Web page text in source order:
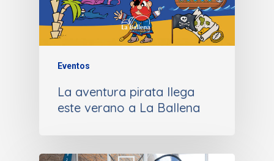
Eventos
La aventura pirata llega
este verano a La Ballena